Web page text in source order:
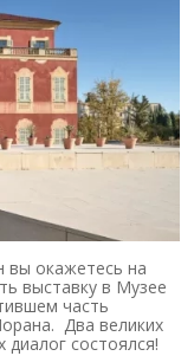
вы окажетесь на
выставку в Музее
часть
Два великих
диалог состоялся!